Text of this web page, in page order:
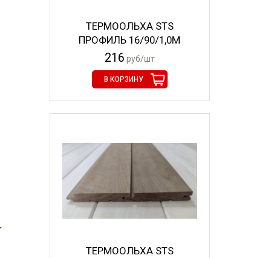
ТЕРМООЛЬХА STS
ПРОФИЛЬ 16/90/1,0М
216 руб/шт
В КОРЗИНУ
ТЕРМООЛЬХА STS